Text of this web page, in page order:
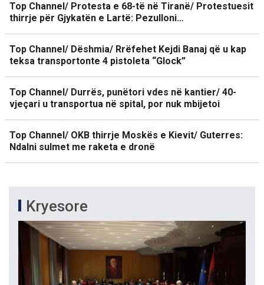
Top Channel/ Protesta e 68-të në Tiranë/ Protestuesit
thirrje për Gjykatën e Lartë: Pezulloni…
Top Channel/ Dëshmia/ Rrëfehet Kejdi Banaj që u kap
teksa transportonte 4 pistoleta “Glock”
Top Channel/ Durrës, punëtori vdes në kantier/ 40-
vjeçari u transportua në spital, por nuk mbijetoi
Top Channel/ OKB thirrje Moskës e Kievit/ Guterres:
Ndalni sulmet me raketa e dronë
Kryesore